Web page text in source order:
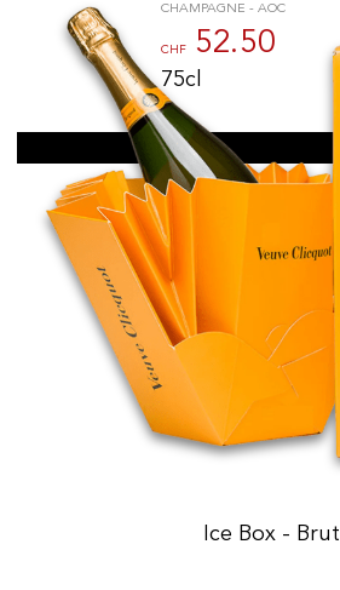
CHAMPAGNE - AOC
CHF52.50
75cl
Ice Box - Brut